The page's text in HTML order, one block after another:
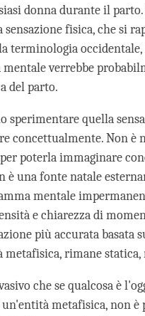
donna durante il
sensazione fisica, che si
terminologia
verrebbe
del parto.
sperimentare quella
concettualmente. Non è
poterla immaginare
è una fonte natale
mentale
e chiarezza di
più accurata basata
rimane
che se qualcosa è
metafisica, non è